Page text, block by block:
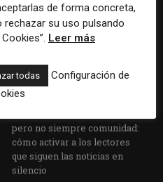
pero no siempre comunidad:
cómo activar a los lectores
que siguen las noticias en
silencio
de forma concreta,
su uso pulsando
Leer más
todas
Configuración de